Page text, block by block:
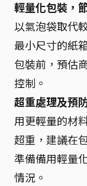
輕量化包裝，
以氣泡袋取代
最小尺寸的紙
包裝前，預估
控制。
超重處理及預
用更輕量的材
超重，建議在
準備備用輕量
情況。